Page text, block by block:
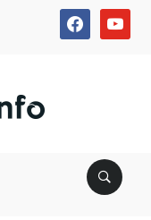
facebookyoutube